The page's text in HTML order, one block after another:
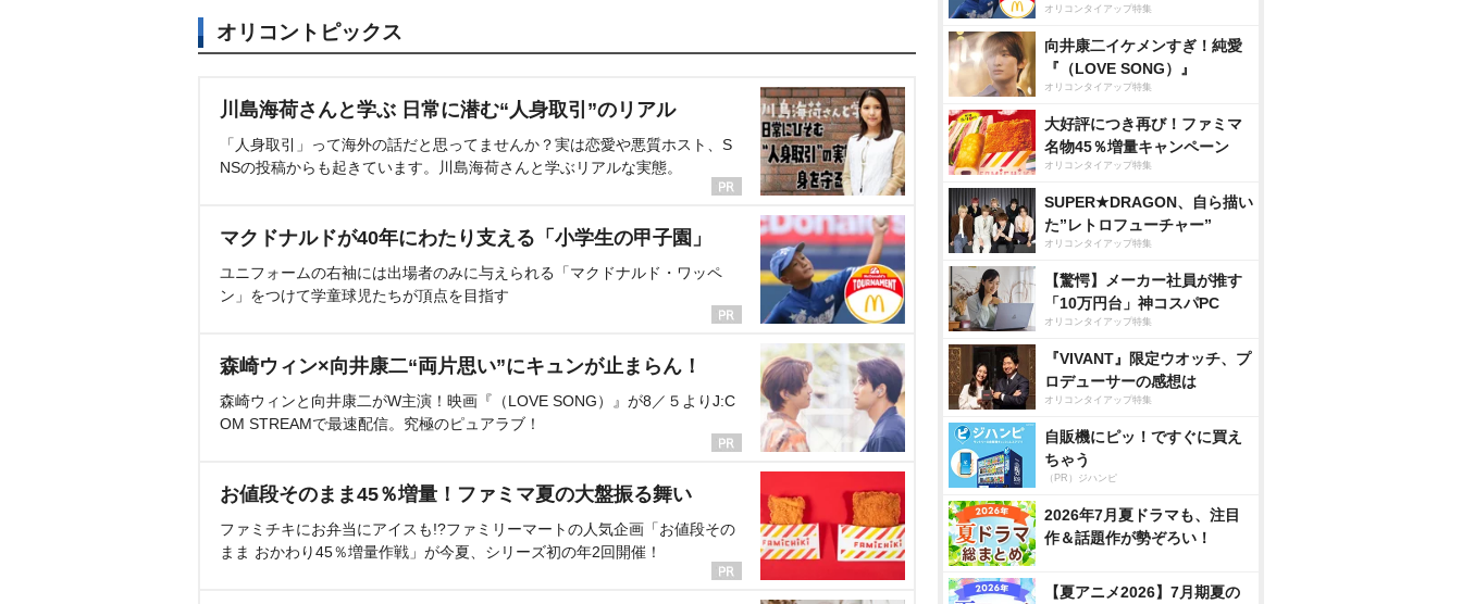
オリコントピックス
川島海荷さんと学ぶ 日常に潜む“人身取引”のリアル
「人身取引」って海外の話だと思ってませんか？実は恋愛や悪質ホスト、S
NSの投稿からも起きています。川島海荷さんと学ぶリアルな実態。
マクドナルドが40年にわたり支える「小学生の甲子園」
ユニフォームの右袖には出場者のみに与えられる「マクドナルド・ワッペ
ン」をつけて学童球児たちが頂点を目指す
森崎ウィン×向井康二“両片思い”にキュンが止まらん！
森崎ウィンと向井康二がW主演！映画『（LOVE SONG）』が8／５よりJ:C
OM STREAMで最速配信。究極のピュアラブ！
お値段そのまま45％増量！ファミマ夏の大盤振る舞い
ファミチキにお弁当にアイスも!?ファミリーマートの人気企画「お値段その
まま おかわり45％増量作戦」が今夏、シリーズ初の年2回開催！
オリコンタイアップ特集
向井康二イケメンすぎ！純愛
『（LOVE SONG）』
オリコンタイアップ特集
大好評につき再び！ファミマ
名物45％増量キャンペーン
オリコンタイアップ特集
SUPER★DRAGON、自ら描い
た”レトロフューチャー”
オリコンタイアップ特集
【驚愕】メーカー社員が推す
「10万円台」神コスパPC
オリコンタイアップ特集
『VIVANT』限定ウオッチ、プ
ロデューサーの感想は
オリコンタイアップ特集
自販機にピッ！ですぐに買え
ちゃう
（PR）ジハンピ
2026年7月夏ドラマも、注目
作＆話題作が勢ぞろい！
【夏アニメ2026】7月期夏の